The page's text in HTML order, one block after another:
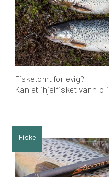
Fisketomt for evig?
Kan et ihjelfisket vann
Fiske